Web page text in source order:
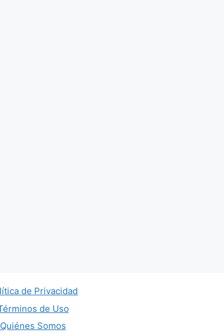
de Privacidad
de Uso
Quiénes Somos